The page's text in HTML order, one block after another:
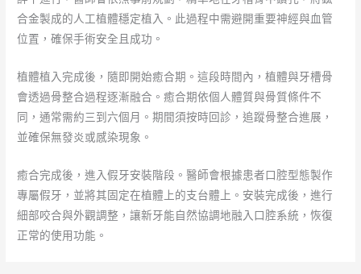
合金製成的人工植體穩定植入。此過程中需避開重要神經與血管
位置，確保手術安全且成功。
植體植入完成後，隨即開始癒合期。這段時間內，植體與牙槽骨
會透過骨整合過程逐漸融合。癒合期依個人體質與骨質條件不
同，通常需約三到六個月。期間須按時回診，追蹤骨整合進展，
並確保無發炎或感染現象。
癒合完成後，進入假牙安裝階段。醫師會根據患者口腔型態製作
專屬假牙，並將其固定在植體上的支台體上。安裝完成後，進行
細部咬合與外觀調整，讓新牙能自然協調地融入口腔系統，恢復
正常的使用功能。